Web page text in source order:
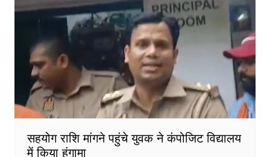
सहयोग राशि मांगने पहुंचे युवक ने कंपोजिट विद्यालय
में किया हंगामा